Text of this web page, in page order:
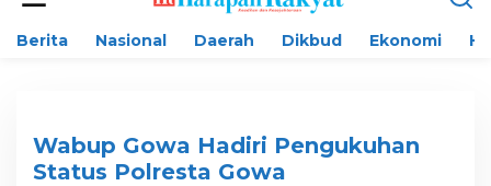
Berita Nasional Daerah Dikbud Ekonomi
Wabup Gowa Hadiri Pengukuhan
Status Polresta Gowa